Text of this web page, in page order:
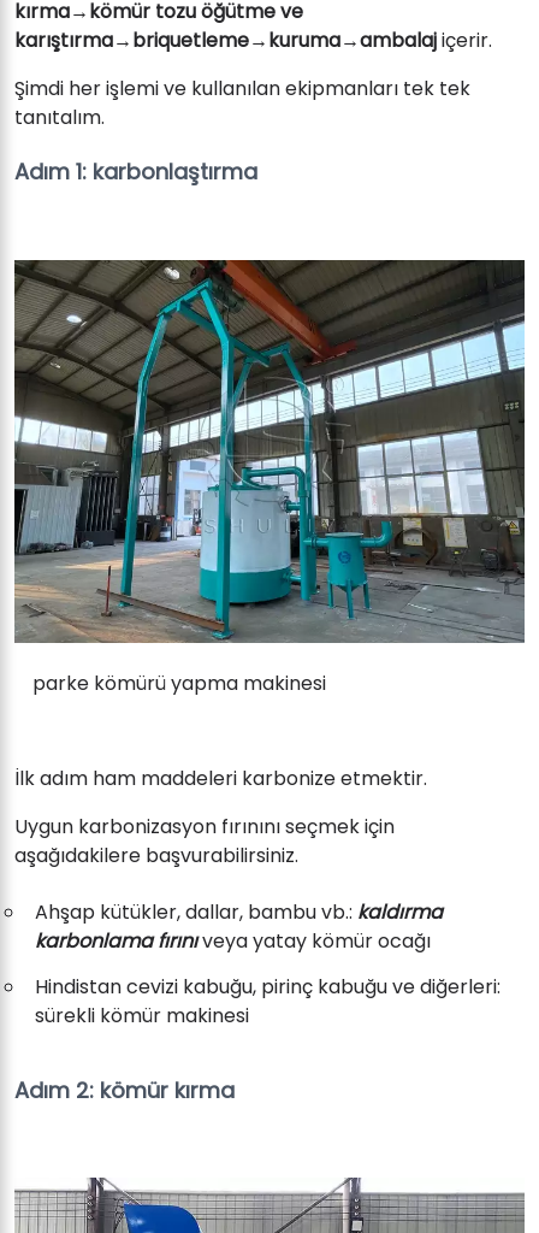
kırma→kömür tozu öğütme ve
karıştırma→briquetleme→kuruma→ambalajiçerir.
Şimdi her işlemi ve kullanılan ekipmanları tek tek
tanıtalım.
Adım 1: karbonlaştırma
parke kömürü yapma makinesi
İlk adım ham maddeleri karbonize etmektir.
Uygun karbonizasyon fırınını seçmek için
aşağıdakilere başvurabilirsiniz.
Ahşap kütükler, dallar, bambu vb.: kaldırma
karbonlama fırınıveya yatay kömür ocağı
Hindistan cevizi kabuğu, pirinç kabuğu ve diğerleri:
sürekli kömür makinesi
Adım 2: kömür kırma